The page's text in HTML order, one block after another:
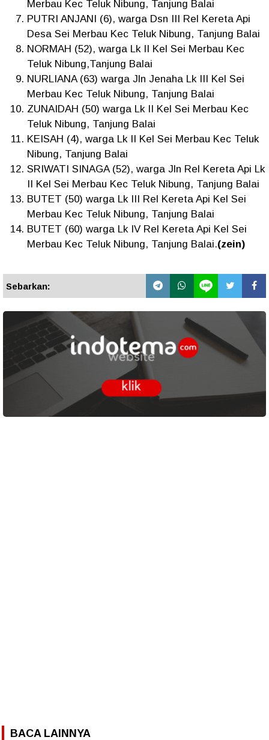
Merbau Kec Teluk Nibung, Tanjung Balai
PUTRI ANJANI (6), warga Dsn III Rel Kereta Api
Desa Sei Merbau Kec Teluk Nibung, Tanjung Balai
NORMAH (52), warga Lk II Kel Sei Merbau Kec
Teluk Nibung,Tanjung Balai
NURLIANA (63) warga Jln Jenaha Lk III Kel Sei
Merbau Kec Teluk Nibung, Tanjung Balai
ZUNAIDAH (50) warga Lk II Kel Sei Merbau Kec
Teluk Nibung, Tanjung Balai
KEISAH (4), warga Lk II Kel Sei Merbau Kec Teluk
Nibung, Tanjung Balai
SRIWATI SINAGA (52), warga Jln Rel Kereta Api Lk
II Kel Sei Merbau Kec Teluk Nibung, Tanjung Balai
BUTET (50) warga Lk III Rel Kereta Api Kel Sei
Merbau Kec Teluk Nibung, Tanjung Balai
BUTET (60) warga Lk IV Rel Kereta Api Kel Sei
Merbau Kec Teluk Nibung, Tanjung Balai.(zein)
Sebarkan:
BACA LAINNYA